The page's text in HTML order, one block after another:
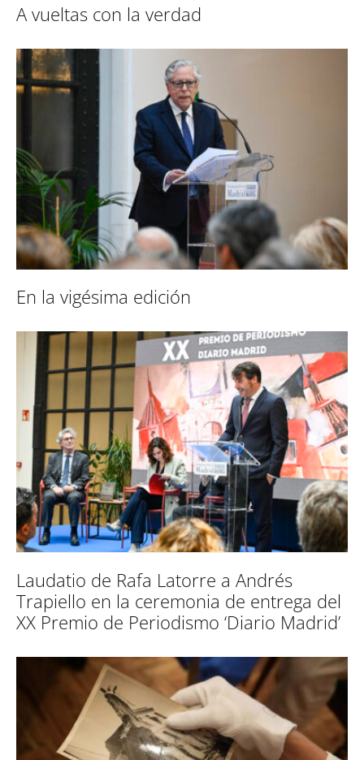
A vueltas con la verdad
En la vigésima edición
Laudatio de Rafa Latorre a Andrés
Trapiello en la ceremonia de entrega del
XX Premio de Periodismo ‘Diario Madrid’